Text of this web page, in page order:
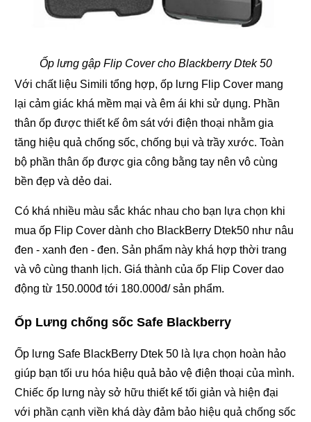
Ốp lưng gập Flip Cover cho Blackberry Dtek 50
Với chất liệu Simili tổng hợp, ốp lưng Flip Cover mang
lại cảm giác khá mềm mại và êm ái khi sử dụng. Phần
thân ốp được thiết kế ôm sát với điện thoại nhằm gia
tăng hiệu quả chống sốc, chống bụi và trầy xước. Toàn
bộ phần thân ốp được gia công bằng tay nên vô cùng
bền đẹp và dẻo dai.
Có khá nhiều màu sắc khác nhau cho bạn lựa chọn khi
mua ốp Flip Cover dành cho BlackBerry Dtek50 như nâu
đen - xanh đen - đen. Sản phẩm này khá hợp thời trang
và vô cùng thanh lịch. Giá thành của ốp Flip Cover dao
động từ 150.000đ tới 180.000đ/ sản phẩm.
Ốp Lưng chống sốc Safe Blackberry
Ốp lưng Safe BlackBerry Dtek 50 là lựa chọn hoàn hảo
giúp bạn tối ưu hóa hiệu quả bảo vệ điện thoại của mình.
Chiếc ốp lưng này sở hữu thiết kế tối giản và hiện đại
với phần cạnh viền khá dày đảm bảo hiệu quả chống sốc